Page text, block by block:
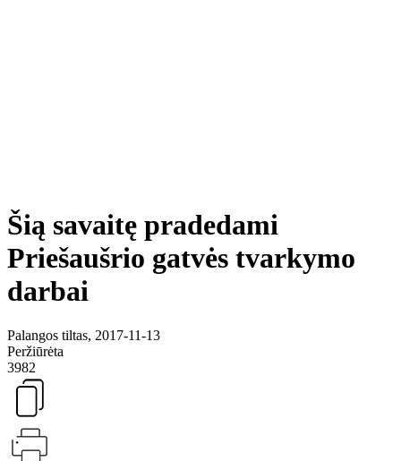
Šią savaitę pradedami
Priešaušrio gatvės tvarkymo
darbai
Palangos tiltas, 2017-11-13
Peržiūrėta
3982